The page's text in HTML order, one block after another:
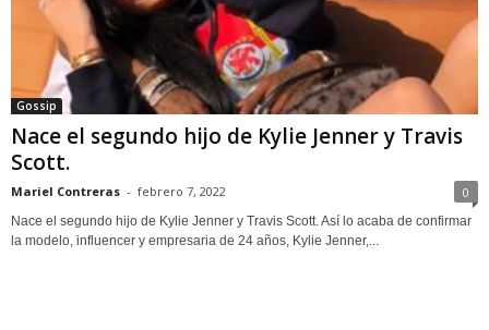
Gossip
Nace el segundo hijo de Kylie Jenner y Travis
Scott.
Mariel Contreras - febrero 7, 2022 0
Nace el segundo hijo de Kylie Jenner y Travis Scott. Así lo acaba de confirmar
la modelo, influencer y empresaria de 24 años, Kylie Jenner,...